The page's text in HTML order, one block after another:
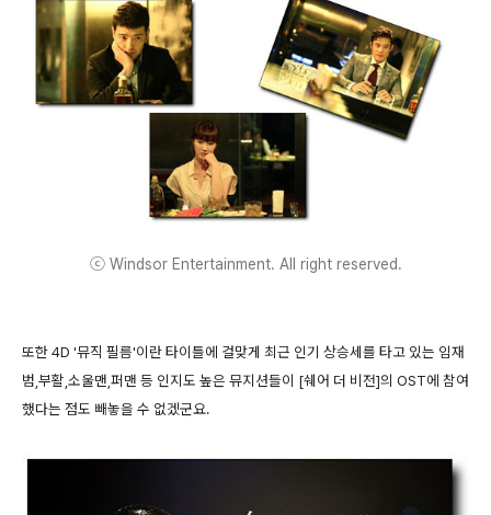
ⓒ Windsor Entertainment. All right reserved.
또한 4D '뮤직 필름'이란 타이틀에 걸맞게 최근 인기 상승세를 타고 있는 임재
범,부활,소울맨,퍼맨 등 인지도 높은 뮤지션들이 [쉐어 더 비전]의 OST에 참여
했다는 점도 빼놓을 수 없겠군요.